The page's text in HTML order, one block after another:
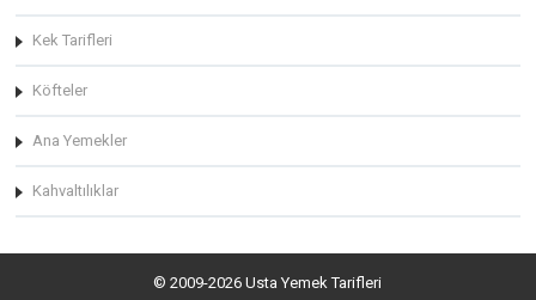
Kek Tarifleri
Köfteler
Ana Yemekler
Kahvaltılıklar
© 2009-2026 Usta Yemek Tarifleri